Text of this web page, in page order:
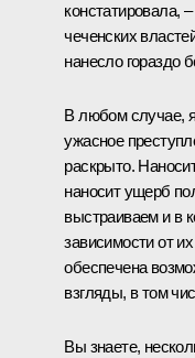
констатировала,
чеченских
нанесло гораздо
В любом случае,
ужасное
раскрыто.
наносит ущерб
выстраиваем и в
зависимости от
обеспечена
взгляды, в том
Вы знаете,